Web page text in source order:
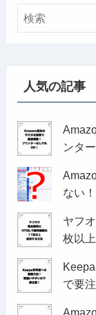
人気の記事
ンタ
ない
ヤフ
枚以
で要注